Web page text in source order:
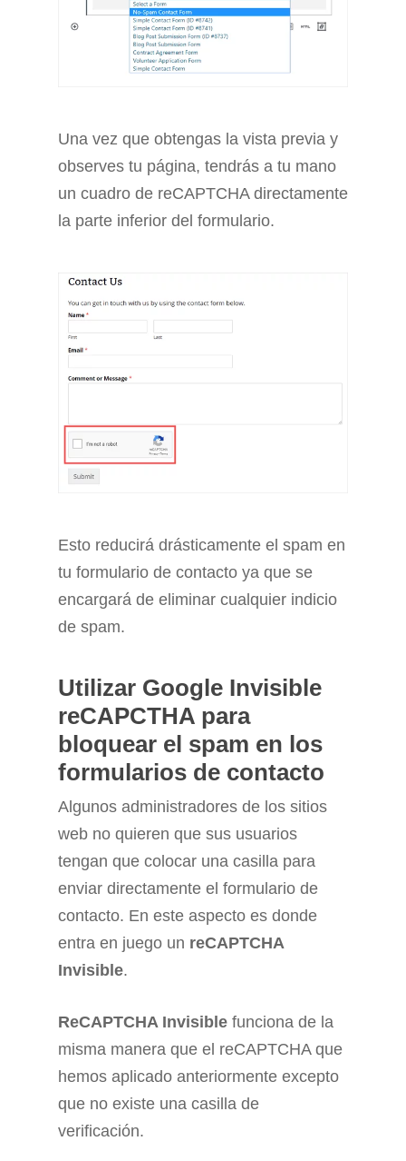
Una vez que obtengas la vista previa y
observes tu página, tendrás a tu mano
un cuadro de reCAPTCHA directamente
la parte inferior del formulario.
Esto reducirá drásticamente el spam en
tu formulario de contacto ya que se
encargará de eliminar cualquier indicio
de spam.
Utilizar Google Invisible
reCAPCTHA para
bloquear el spam en los
formularios de contacto
Algunos administradores de los sitios
web no quieren que sus usuarios
tengan que colocar una casilla para
enviar directamente el formulario de
contacto. En este aspecto es donde
entra en juego un reCAPTCHA
Invisible.
ReCAPTCHA Invisible funciona de la
misma manera que el reCAPTCHA que
hemos aplicado anteriormente excepto
que no existe una casilla de
verificación.